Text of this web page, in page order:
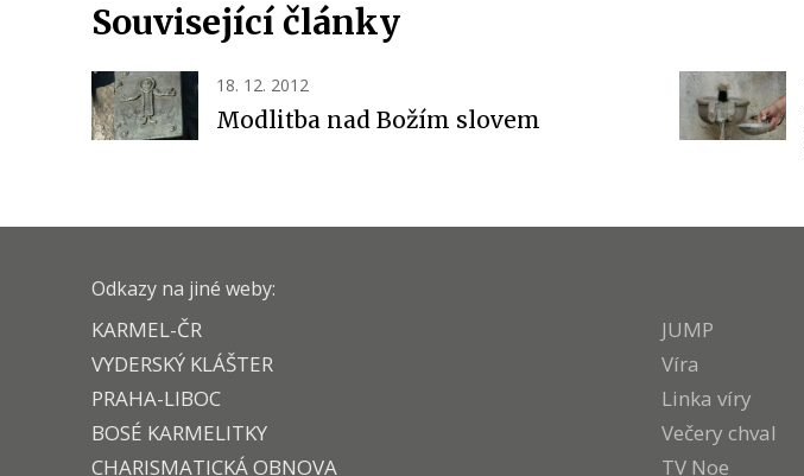
Související články
18. 12. 2012
Modlitba nad Božím slovem
Odkazy na jiné weby:
KARMEL-ČR
VYDERSKÝ KLÁŠTER
PRAHA-LIBOC
BOSÉ KARMELITKY
CHARISMATICKÁ OBNOVA
JUMP
Víra
Linka víry
Večery chval
TV Noe